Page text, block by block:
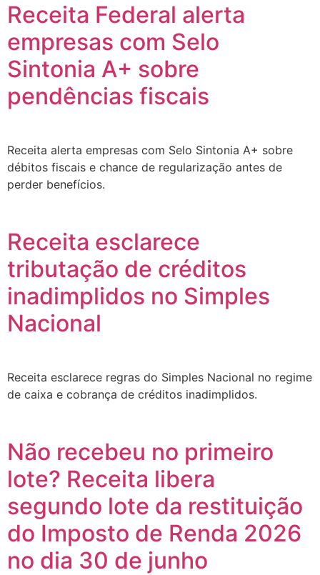
Receita Federal alerta
empresas com Selo
Sintonia A+ sobre
pendências fiscais
Receita alerta empresas com Selo Sintonia A+ sobre
débitos fiscais e chance de regularização antes de
perder benefícios.
Receita esclarece
tributação de créditos
inadimplidos no Simples
Nacional
Receita esclarece regras do Simples Nacional no regime
de caixa e cobrança de créditos inadimplidos.
Não recebeu no primeiro
lote? Receita libera
segundo lote da restituição
do Imposto de Renda 2026
no dia 30 de junho